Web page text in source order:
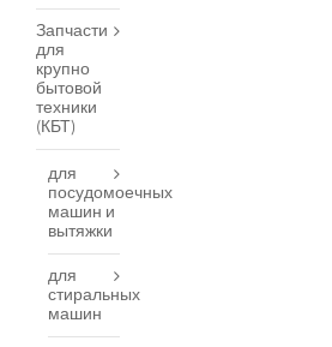
Запчасти
для
крупно
бытовой
техники
(КБТ)
для
посудомоечных
машин и
вытяжки
для
стиральных
машин